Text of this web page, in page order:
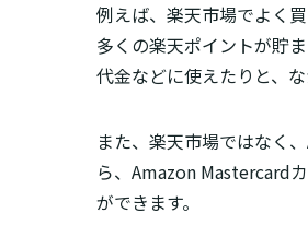
例えば、楽天市場でよく
多くの楽天ポイントが貯
代金などに使えたりと、
また、楽天市場ではなく
ら、Amazon Mastercard
ができます。